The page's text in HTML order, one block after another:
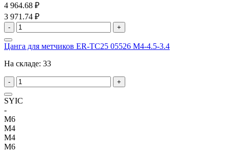
4 964.68 ₽
3 971.74 ₽
- +
Цанга для метчиков ER-TC25 05526 M4-4.5-3.4
На складе: 33
- +
SYIC
-
M6
M4
M4
M6